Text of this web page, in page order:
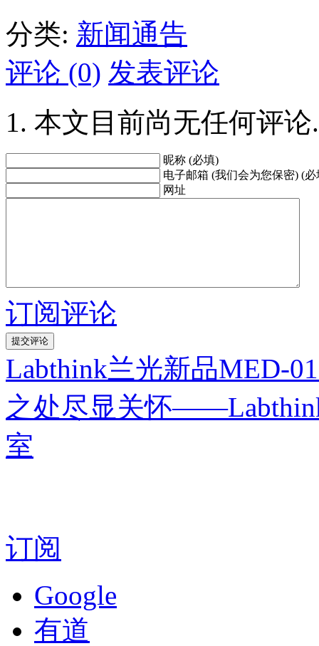
分类: 新闻通告
评论 (0) 发表评论
本文目前尚无任何评论.
昵称 (必填)
电子邮箱 (我们会为您保密) (必
网址
订阅评论
Labthink兰光新品MED-
之处尽显关怀
室
订阅
Google
有道